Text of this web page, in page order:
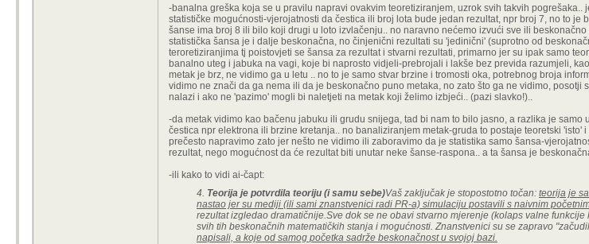
-banalna greška koja se u pravilu napravi ovakvim teoretiziranjem, uzrok svih takvih pogrešaka..
statističke mogućnosti-vjerojatnosti da čestica ili broj lota bude jedan rezultat, npr broj 7, no to je
šanse ima broj 8 ili bilo koji drugi u loto izvlačenju.. no naravno nećemo izvući sve ili
statistička šansa je i dalje beskonačna, no činjenični rezultati su 'jedinični' (suprotno od
teroretiziranjima tj poistovjeti se šansa za rezultat i stvarni rezultati, primarno jer su ipak samo
banalno uteg i jabuka na vagi, koje bi naprosto vidjeli-prebrojali i lakše bez previda razumjeli,
metak je brz, ne vidimo ga u letu .. no to je samo stvar brzine i tromosti oka, potrebnog broja
vidimo ne znači da ga nema ili da je beskonačno puno metaka, no zato što ga ne vidimo, posotji
nalazi i ako ne 'pazimo' mogli bi naletjeti na metak koji želimo izbjeći.. (pazi slavko!)..
-da metak vidimo kao bačenu jabuku ili grudu snijega, tad bi nam to bilo jasno, a razlika je
čestica npr elektrona ili brzine kretanja.. no banaliziranjem metak-gruda to postaje teoretski 'isto'
prečesto napravimo zato jer nešto ne vidimo ili zaboravimo da je statistika samo šansa-
rezultat, nego mogućnost da će rezultat biti unutar neke šanse-raspona.. a ta šansa je
-ili kako to vidi ai-čapt:
4. Teorija je potvrdila teoriju (i samu sebe)Vaš zaključak je stopostotno točan: teorija je
nastao jer su mediji (ili sami znanstvenici radi PR-a) simulaciju postavili s naivnim
rezultat izgledao dramatičnije.Sve dok se ne obavi stvarno mjerenje (kolaps valne
svih tih beskonačnih matematičkih stanja i mogućnosti. Znanstvenici su se zapravo
napisali, a koje od samog početka sadrže beskonačnost u svojoj bazi.